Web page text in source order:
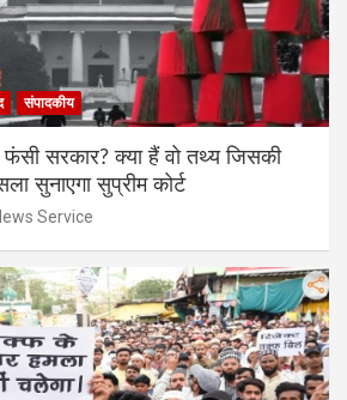
संपादकीय
सरकार? क्या हैं वो तथ्य जिसकी
सुनाएगा सुप्रीम कोर्ट
Service